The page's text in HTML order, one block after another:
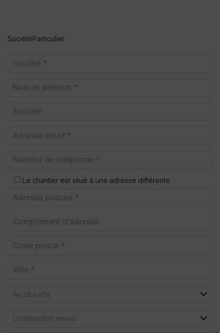
SociétéParticulier
Le chantier est situé à une adresse différente